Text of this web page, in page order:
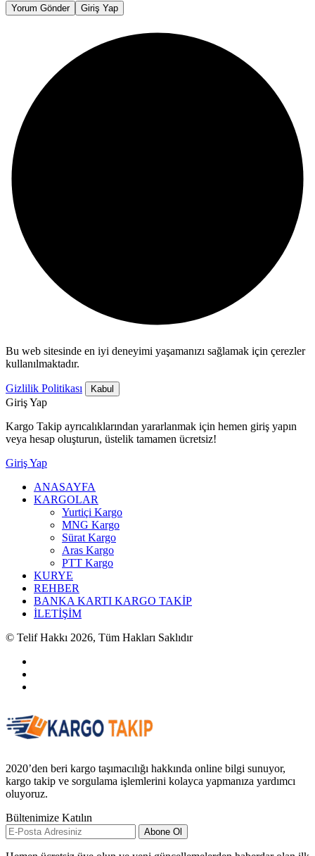
Yorum Gönder Giriş Yap
Bu web sitesinde en iyi deneyimi yaşamanızı sağlamak için çerezler
kullanılmaktadır.
Gizlilik Politikası Kabul
Giriş Yap
Kargo Takip ayrıcalıklarından yararlanmak için hemen giriş yapın
veya hesap oluşturun, üstelik tamamen ücretsiz!
Giriş Yap
ANASAYFA
KARGOLAR
Yurtiçi Kargo
MNG Kargo
Sürat Kargo
Aras Kargo
PTT Kargo
KURYE
REHBER
BANKA KARTI KARGO TAKİP
İLETİŞİM
© Telif Hakkı 2026, Tüm Hakları Saklıdır
2020’den beri kargo taşımacılığı hakkında online bilgi sunuyor,
kargo takip ve sorgulama işlemlerini kolayca yapmanıza yardımcı
oluyoruz.
Bültenimize Katılın
Abone Ol